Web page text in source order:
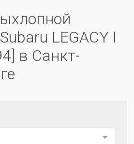
LEGACY I
в Санкт-